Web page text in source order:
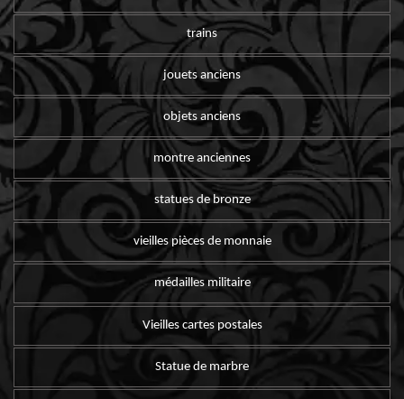
trains
jouets anciens
objets anciens
montre anciennes
statues de bronze
vieilles pièces de monnaie
médailles militaire
Vieilles cartes postales
Statue de marbre